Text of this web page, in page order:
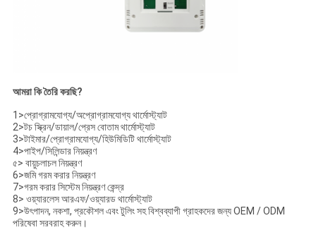
আমরা কি তৈরি করছি?
1>প্রোগ্রামযোগ্য/অপ্রোগ্রামযোগ্য থার্মোস্ট্যাট
2>টচ স্ক্রিন/ডায়াল/প্রেস বোতাম থার্মোস্ট্যাট
3>টাইমার/প্রোগ্রামযোগ্য/হিউমিডিটি থার্মোস্ট্যাট
4>পাইপ/সিলিন্ডার নিয়ন্ত্রণ
৫> বায়ুচলাচল নিয়ন্ত্রণ
6>জমি গরম করার নিয়ন্ত্রণ
7>গরম করার সিস্টেম নিয়ন্ত্রণ কেন্দ্র
8> ওয়্যারলেস আরএফ/ওয়্যারড থার্মোস্ট্যাট
9>উৎপাদন, নকশা, প্রকৌশল এবং টুলিং সহ বিশ্বব্যাপী গ্রাহকদের জন্য OEM / ODM
পরিষেবা সরবরাহ করুন।